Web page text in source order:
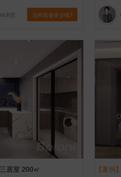
浏览 这样装修多少钱?
居室 200㎡ 【案例